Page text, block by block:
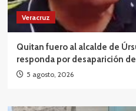
Veracruz
Quitan fuero al alcalde de
responda por desaparición
5 agosto, 2026